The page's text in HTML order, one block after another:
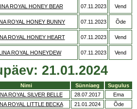
ROYAL HONEY BEAR 07.11.2023 Vend
ROYAL HONEY BUNNY 07.11.2023 Õde
ROYAL HONEY HEART 07.11.2023 Vend
ROYAL HONEYDEW 07.11.2023 Vend
21.01.2024
Nimi Sünniaeg
Sugulus
ROYAL SILVER BELLE 28.07.2017
Ema
ROYAL LITTLE BECKA 21.01.2024
Õde